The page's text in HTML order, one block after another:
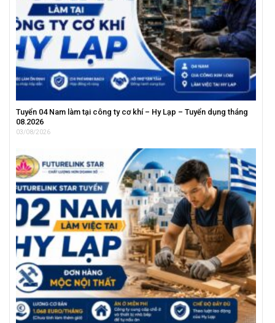
Tuyển 04 Nam làm tại công ty cơ khí – Hy Lạp – Tuyển dụng tháng
08.2026
03/08/2026